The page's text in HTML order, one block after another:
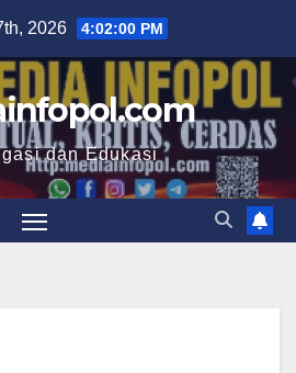
2026 4:02:01 PM
dan Edukasi